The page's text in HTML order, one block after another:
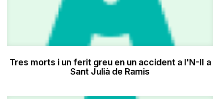
Tres morts i un ferit greu en un accident a l'N-II a
Sant Julià de Ramis